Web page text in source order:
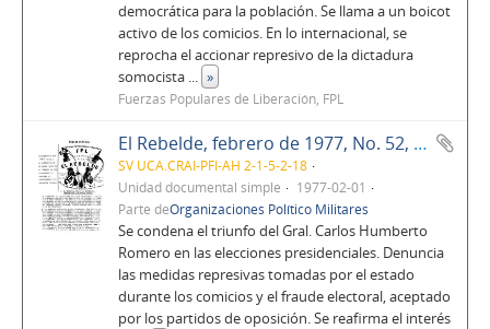
democrática para la población. Se llama a un boicot
activo de los comicios. En lo internacional, se
reprocha el accionar represivo de la dictadura
somocista ... »
Fuerzas Populares de Liberación, FPL
El Rebelde, febrero de 1977, No. 52, Año 5
SV UCA.CRAI-PFI-AH 2-1-5-2-18
Unidad documental simple
1977-02-01
Parte deOrganizaciones Político Militares
Se condena el triunfo del Gral. Carlos Humberto
Romero en las elecciones presidenciales. Denuncia
las medidas represivas tomadas por el estado
durante los comicios y el fraude electoral, aceptado
por los partidos de oposición. Se reafirma el interés